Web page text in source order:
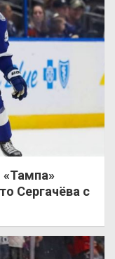
«Тампа»
Сергачёва с